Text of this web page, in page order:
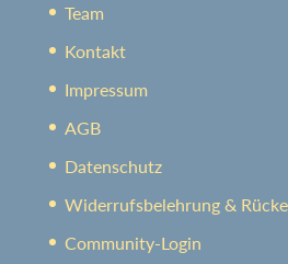
Team
Kontakt
Impressum
AGB
Datenschutz
Widerrufsbelehrung &
Community-Login